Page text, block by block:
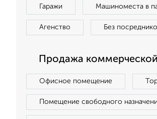
Гаражи Машиноместа в
Агенство Без
Продажа
Офисное помещение
Помещение свободного